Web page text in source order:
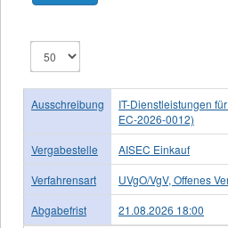
Ausschreibung
IT-Dienstleistungen
EC-2026-0012)
Vergabestelle
AISEC Einkauf
Verfahrensart
UVgO/VgV, Offenes
Abgabefrist
21.08.2026 18:00